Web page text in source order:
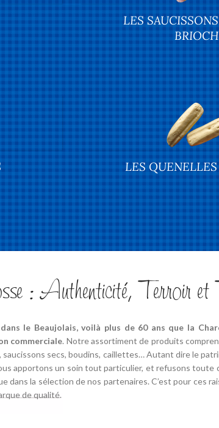
LES
LES
: Authenticité, Terroir et
le Beaujolais, voilà plus de 60 ans que la
commerciale. Notre assortiment de produits
saucissons secs, boudins, caillettes… Autant dire le
apportons un soin tout particulier, et refusons toute
dans la sélection de nos partenaires. C’est pour ces
de qualité.